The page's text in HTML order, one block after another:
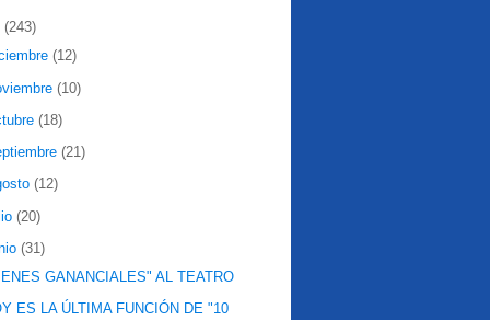
(243)
(12)
(10)
(18)
(21)
(12)
(20)
(31)
GANANCIALES" AL TEATRO
ES LA ÚLTIMA FUNCIÓN DE "10